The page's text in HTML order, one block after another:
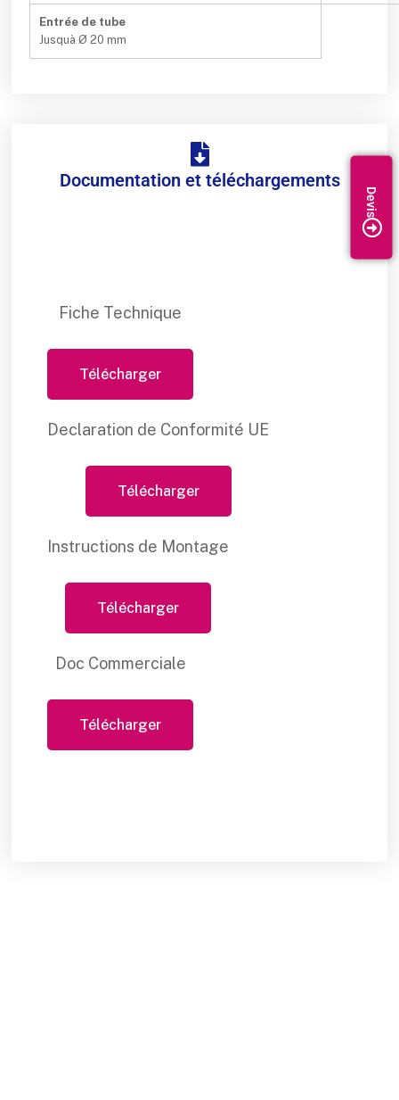
Entrée de tube
Jusquà Ø 20 mm
Documentation et téléchargements
Fiche Technique
Télécharger
Declaration de Conformité UE
Télécharger
Instructions de Montage
Télécharger
Doc Commerciale
Télécharger